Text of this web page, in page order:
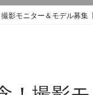
影モニター＆モデル募集